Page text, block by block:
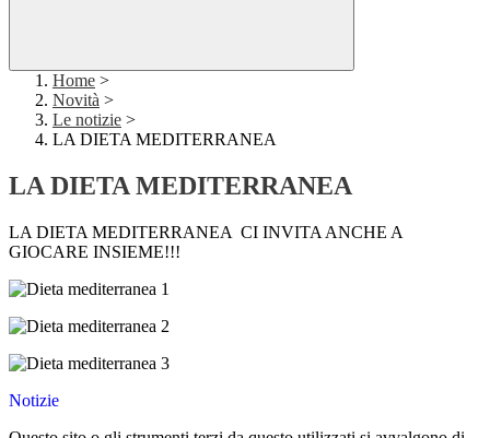
Home >
Novità >
Le notizie >
LA DIETA MEDITERRANEA
LA DIETA MEDITERRANEA
LA DIETA MEDITERRANEA CI INVITA ANCHE A
GIOCARE INSIEME!!!
Notizie